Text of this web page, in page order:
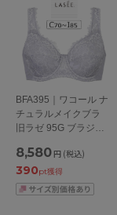
BFA395｜ワコール ナ
チュラルメイクブラ
旧ラゼ 95G ブラジャ
プ アンダー
70/75/80/85cm
8,580 円 (税込)
390pt獲得